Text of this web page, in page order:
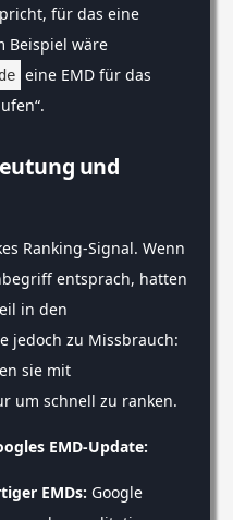
für das eine
Beispiel wäre
eine EMD für das
und
Ranking-Signal. Wenn
entsprach, hatten
in den
jedoch zu Missbrauch:
sie mit
um schnell zu ranken.
EMD-Update:
EMDs: Google